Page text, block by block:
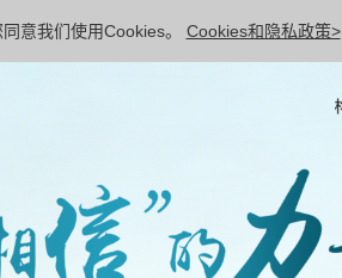
意我们使用Cookies。 Cookies和隐私政策>